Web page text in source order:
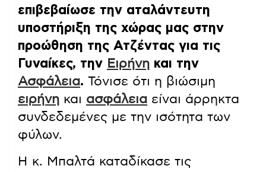
επιβεβαίωσε την αταλάντευτη
υποστήριξη της χώρας μας στην
προώθηση της Ατζέντας για τις
Γυναίκες, την Ειρήνη και την
Ασφάλεια. Τόνισε ότι η βιώσιμη
ειρήνη και ασφάλεια είναι άρρηκτα
συνδεδεμένες με την ισότητα των
φύλων.
Η κ. Μπαλτά καταδίκασε τις